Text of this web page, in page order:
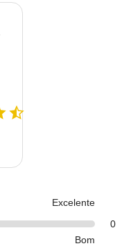
Excelente
0
Bom